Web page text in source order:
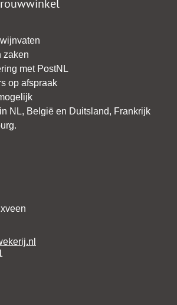
zaken
met PostNL
op afspraak
NL, België en Duitsland, Frankrijk